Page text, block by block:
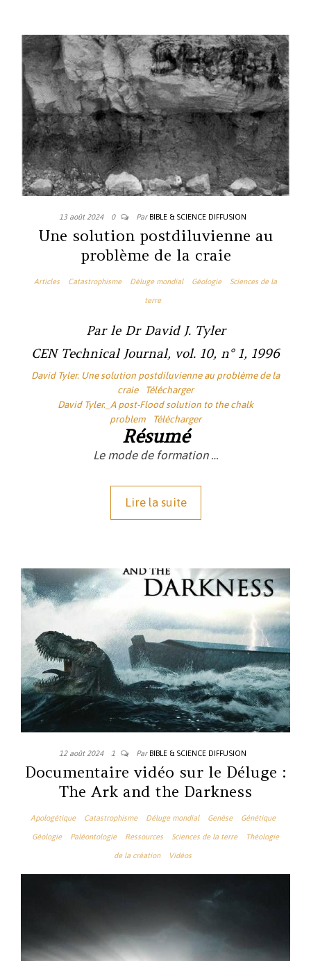
13 août 2024 0 Par BIBLE & SCIENCE DIFFUSION
Une solution postdiluvienne au
problème de la craie
Articles Catastrophisme Déluge mondial Géologie Sciences de la
terre
Par le Dr David J. Tyler
CEN Technical Journal, vol. 10, n° 1, 1996
David Tyler. Une solution postdiluvienne au problème de la
craie
Télécharger
David Tyler._A post-Flood solution to the chalk
problem
Télécharger
Résumé
Le mode de formation …
Lire la suite
12 août 2024 1 Par BIBLE & SCIENCE DIFFUSION
Documentaire vidéo sur le Déluge :
The Ark and the Darkness
Apologétique Catastrophisme Déluge mondial Genèse Génétique
Géologie Paléontologie Ressources Sciences de la terre Théologie
de la création Vidéos